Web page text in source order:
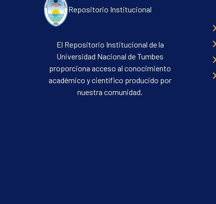
Repositorio Institucional
El Repositorio Institucional de la
Universidad Nacional de Tumbes
proporciona acceso al conocimiento
académico y científico producido por
nuestra comunidad.